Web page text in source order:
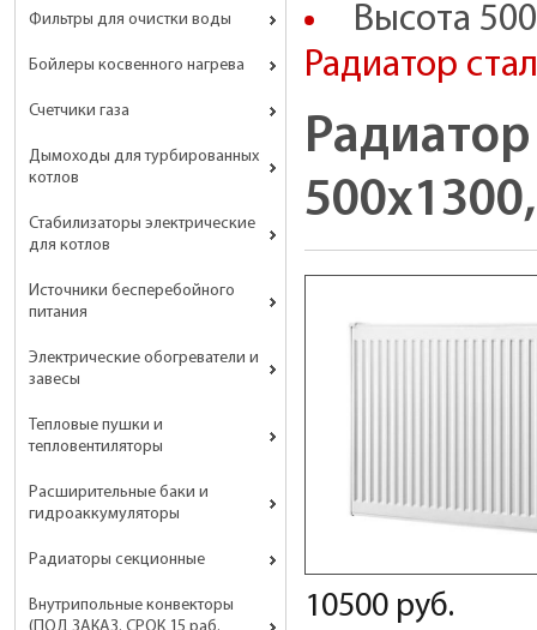
Фильтры для очистки воды
Бойлеры косвенного нагрева
Счетчики газа
Дымоходы для турбированных
котлов
Стабилизаторы электрические
для котлов
Источники бесперебойного
питания
Электрические обогреватели и
завесы
Тепловые пушки и
тепловентиляторы
Расширительные баки и
гидроаккумуляторы
Радиаторы секционные
Внутрипольные конвекторы
Высота
Радиатор
Радиатор
10500 руб.